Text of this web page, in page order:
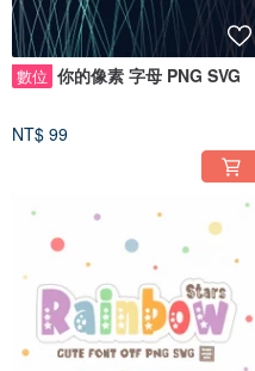
數位 你的像素 字母 PNG SVG
NT$ 99